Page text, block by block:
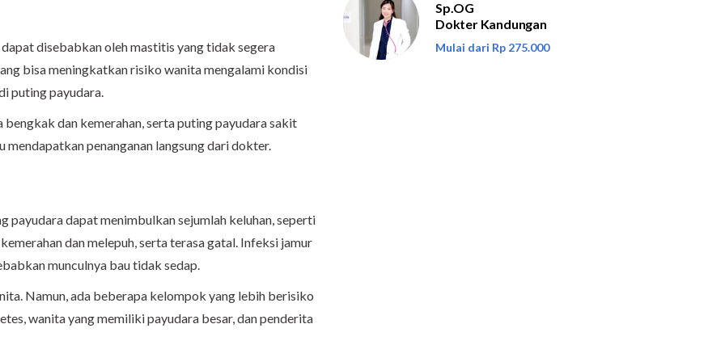
dapat disebabkan oleh mastitis yang tidak segera
bisa meningkatkan risiko wanita mengalami kondisi
puting payudara.
dan kemerahan, serta puting payudara sakit
mendapatkan penanganan langsung dari dokter.
payudara dapat menimbulkan sejumlah keluhan, seperti
dan melepuh, serta terasa gatal. Infeksi jamur
munculnya bau tidak sedap.
Namun, ada beberapa kelompok yang lebih berisiko
wanita yang memiliki payudara besar, dan penderita